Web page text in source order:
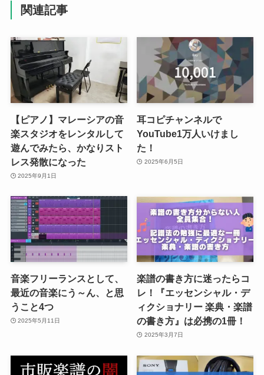
関連記事
【ピアノ】マレーシアの音
楽スタジオをレンタルして
遊んでみたら、かなりスト
レス発散になった
2025年9月1日
耳コピチャンネルで
YouTube1万人いけまし
た！
2025年6月5日
音楽フリーランスとして、
最近の音楽にう～ん、と思
うこと4つ
2025年5月11日
楽譜の書き方に迷ったらコ
レ！『エッセンシャル・デ
ィクショナリー 楽典・楽譜
の書き方』は必携の1冊！
2025年3月7日